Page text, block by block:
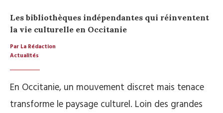
Les bibliothèques indépendantes qui réinventent
la vie culturelle en Occitanie
Par La Rédaction
Actualités
En Occitanie, un mouvement discret mais tenace
transforme le paysage culturel. Loin des grandes